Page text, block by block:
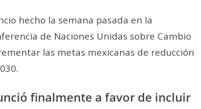
hecho la semana pasada en la
de Naciones Unidas sobre Cambio
las metas mexicanas de reducción
finalmente a favor de incluir